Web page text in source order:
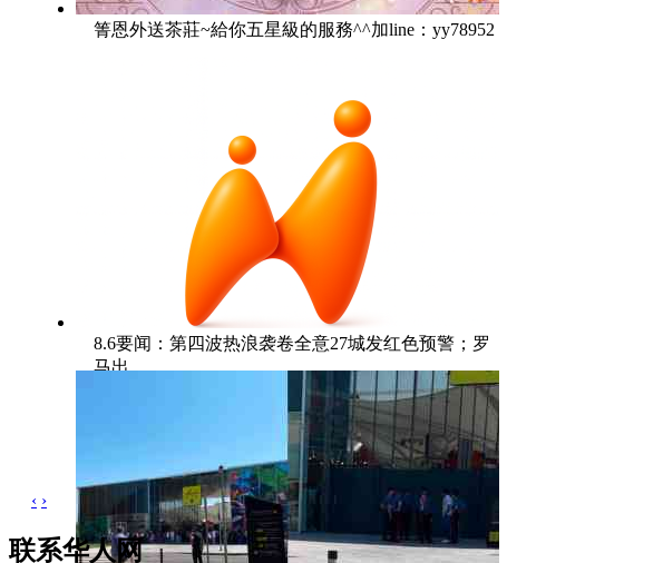
箐恩外送茶莊~給你五星級的服務^^加line：yy78952
8.6要闻：第四波热浪袭卷全意27城发红色预警；罗
马出
‹ ›
联系华人网